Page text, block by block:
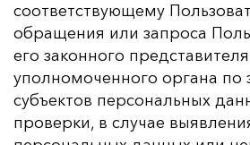
соответствующему
обращения или запроса
его законного
уполномоченного органа по
субъектов персональных
проверки, в случае